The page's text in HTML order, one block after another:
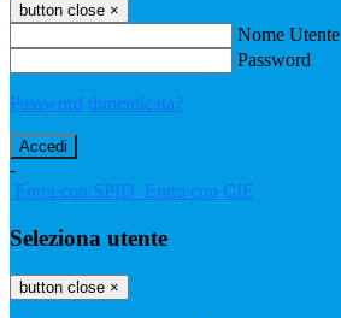
button close ×
Nome Utente
Password
Password dimenticata?
-
Entra con SPID Entra con CIE
Seleziona utente
button close ×